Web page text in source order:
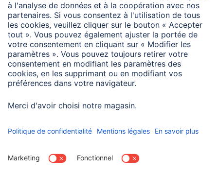
Information des consommateurs
Désignation complète pour le test et la méthode :
MIL-STD-810Hw/CHANGE 1(2022) Method 516.8 Section
4.6.5